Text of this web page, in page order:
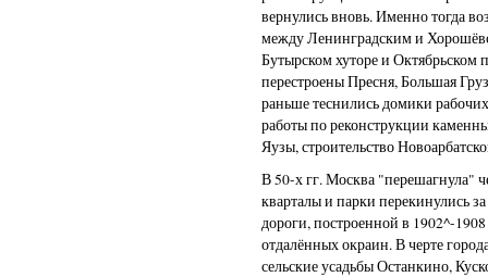
вернулись вновь. Именно тогда
между Ленинградским и
Бутырском хуторе и
перестроены Пресня, Большая
раньше теснились домики
работы по реконструкции
Яузы, строительство
В 50-х гг. Москва "перешагнула"
кварталы и парки перекинулись
дороги, построенной в 1902^-
отдалённых окраин. В черте
сельские усадьбы Останкино,